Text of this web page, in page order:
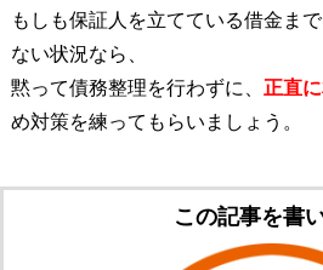
もしも保証人を立てている借金ま
ない状況なら、
黙って債務整理を行わずに、 正直
め対策を練ってもらいましょう。
この記事を書